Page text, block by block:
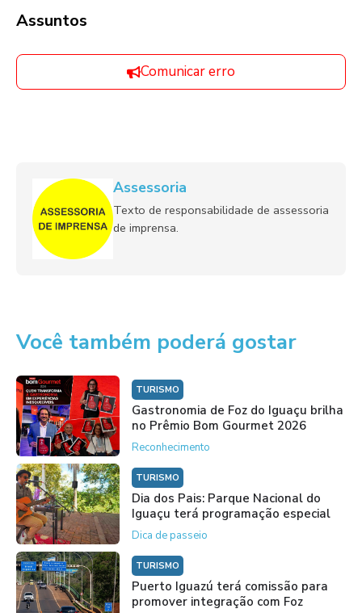
Assuntos
Comunicar erro
Assessoria
Texto de responsabilidade de assessoria
de imprensa.
Você também poderá gostar
TURISMO
Gastronomia de Foz do Iguaçu brilha
no Prêmio Bom Gourmet 2026
Reconhecimento
TURISMO
Dia dos Pais: Parque Nacional do
Iguaçu terá programação especial
Dica de passeio
TURISMO
Puerto Iguazú terá comissão para
promover integração com Foz